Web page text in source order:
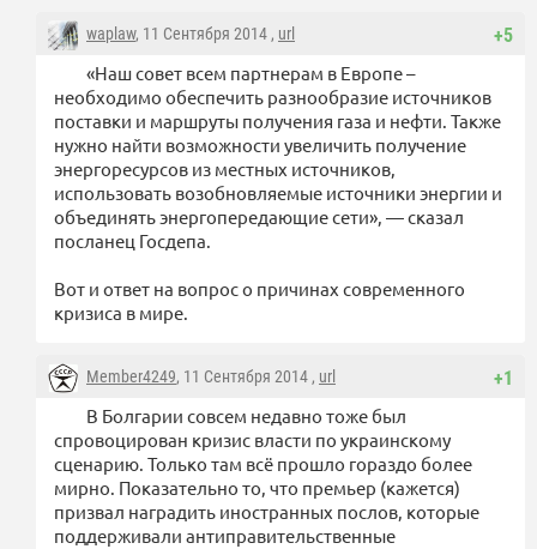
+5
waplaw, 11 Сентября 2014 , url
«Наш совет всем партнерам в Европе –
необходимо обеспечить разнообразие источников
поставки и маршруты получения газа и нефти. Также
нужно найти возможности увеличить получение
энергоресурсов из местных источников,
использовать возобновляемые источники энергии и
объединять энергопередающие сети», — сказал
посланец Госдепа.
Вот и ответ на вопрос о причинах современного
кризиса в мире.
+1
Member4249, 11 Сентября 2014 , url
В Болгарии совсем недавно тоже был
спровоцирован кризис власти по украинскому
сценарию. Только там всё прошло гораздо более
мирно. Показательно то, что премьер (кажется)
призвал наградить иностранных послов, которые
поддерживали антиправительственные